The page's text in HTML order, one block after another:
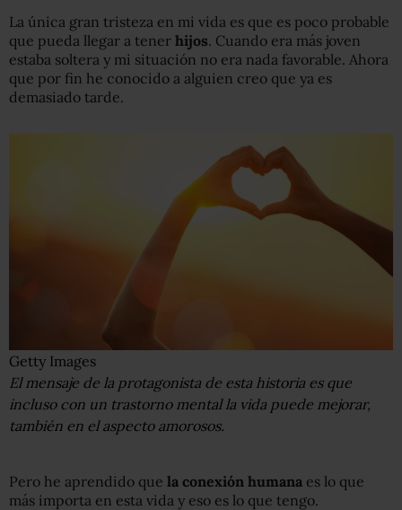
La única gran tristeza en mi vida es que es poco probable
que pueda llegar a tener hijos. Cuando era más joven
estaba soltera y mi situación no era nada favorable. Ahora
que por fin he conocido a alguien creo que ya es
demasiado tarde.
Getty Images
El mensaje de la protagonista de esta historia es que
incluso con un trastorno mental la vida puede mejorar,
también en el aspecto amorosos.
Pero he aprendido que la conexión humana es lo que
más importa en esta vida y eso es lo que tengo.